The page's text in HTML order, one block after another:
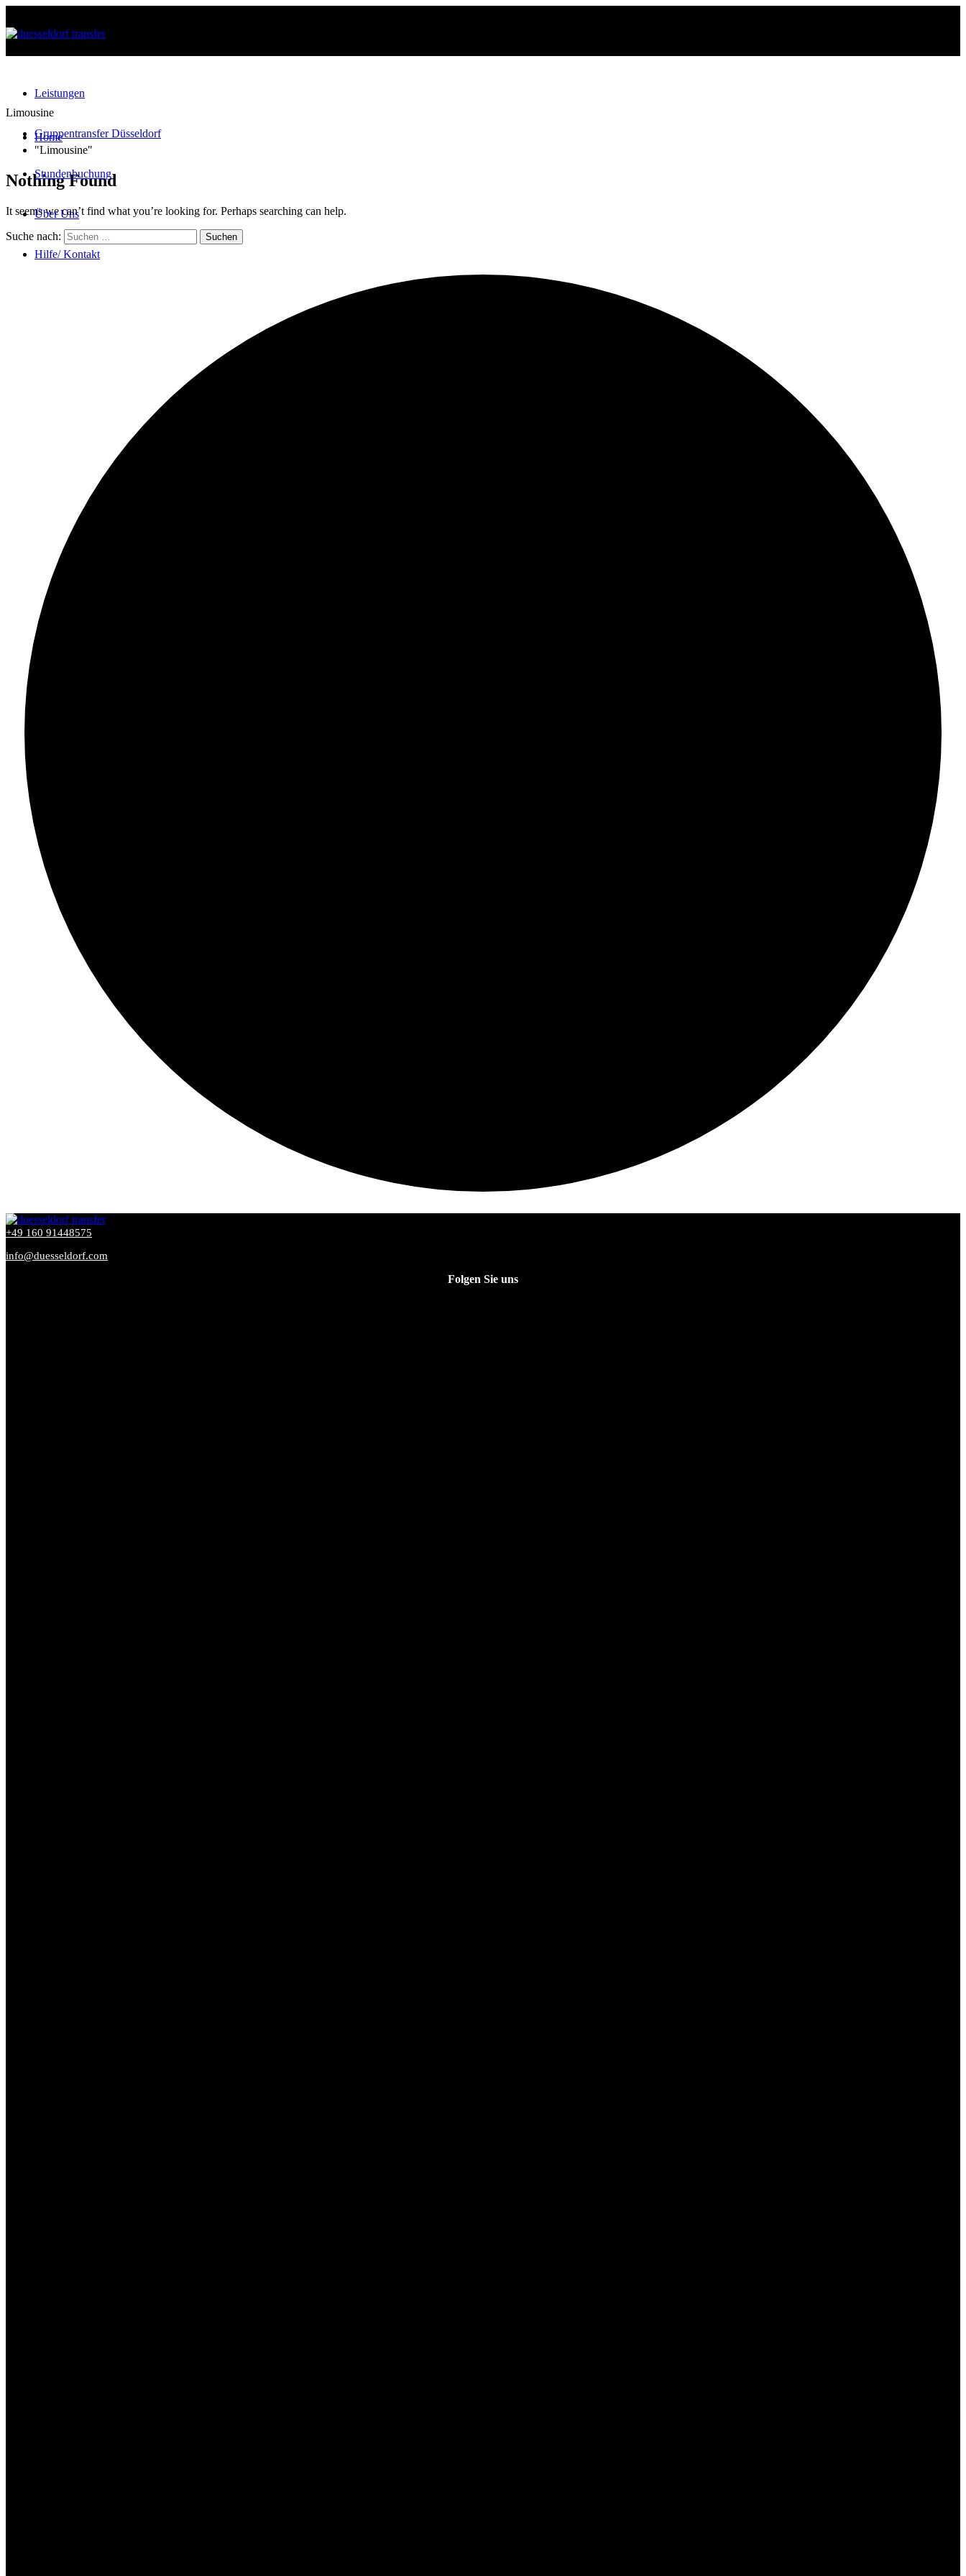
Leistungen
Gruppentransfer Düsseldorf
Stundenbuchung
Über Uns
Hilfe/ Kontakt
info@duesseldorftransfer.com
+4916091448575
Limousine
Home
"Limousine"
Nothing Found
It seems we can’t find what you’re looking for. Perhaps searching can help.
Suche nach:
+49 160 91448575
info@duesseldorf.com
Folgen Sie uns